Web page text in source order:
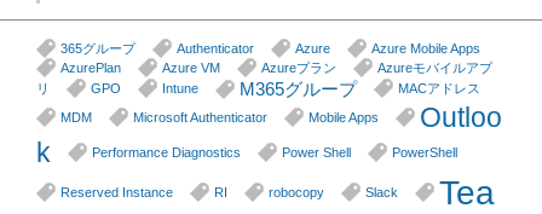
365グループ Authenticator Azure
Azure Mobile Apps
AzurePlan
Azure VM Azureプラン
Azureモバイルアプ
リ
GPO Intune M365グループ
MACアドレス
MDM
Microsoft Authenticator Mobile Apps
Outloo
k
Performance Diagnostics Power Shell PowerShell
Reserved Instance RI robocopy Slack
Tea